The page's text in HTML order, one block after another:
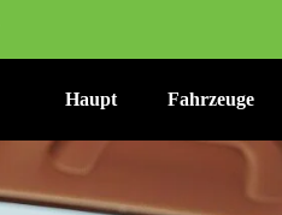
Haupt Fahrzeuge